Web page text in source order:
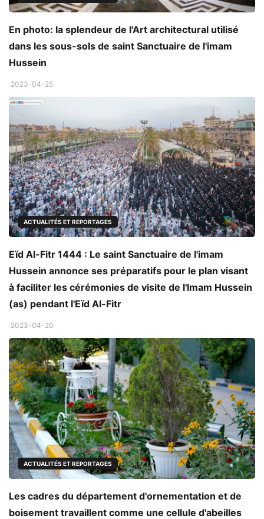
En photo: la splendeur de l'Art architectural utilisé
dans les sous-sols de saint Sanctuaire de l'imam
Hussein
2023-04-25
ACTUALITÉS ET REPORTAGES
Eïd Al-Fitr 1444 : Le saint Sanctuaire de l'imam
Hussein annonce ses préparatifs pour le plan visant
à faciliter les cérémonies de visite de l'Imam Hussein
(as) pendant l'Eïd Al-Fitr
2023-04-20
ACTUALITÉS ET REPORTAGES
Les cadres du département d'ornementation et de
boisement travaillent comme une cellule d'abeilles